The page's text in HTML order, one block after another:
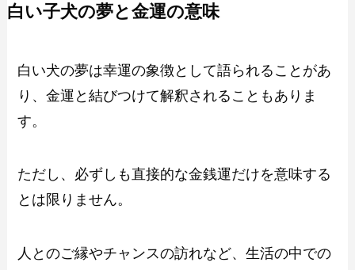
白い子犬の夢と金運の意味
白い犬の夢は幸運の象徴として語られることがあ
り、金運と結びつけて解釈されることもありま
す。
ただし、必ずしも直接的な金銭運だけを意味する
とは限りません。
人とのご縁やチャンスの訪れなど、生活の中での